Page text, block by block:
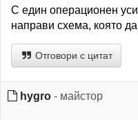
С един операционен
направи схема, която
Отговори с цитат
hygro - майстор